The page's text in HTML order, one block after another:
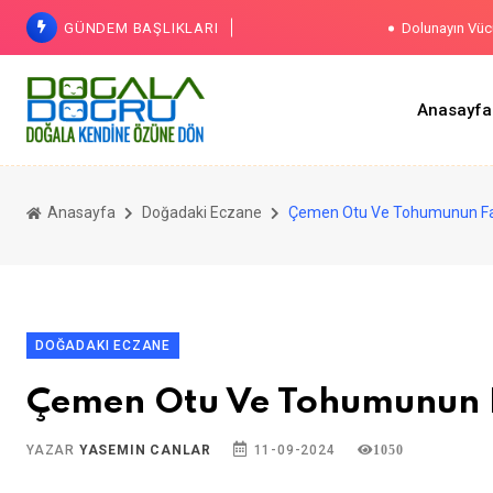
GÜNDEM BAŞLIKLARI Dolunayın
Diş
Sindirim
Anasayfa
Anasayfa Doğadaki Eczane Çemen Otu Ve Tohumunun
DOĞADAKI ECZANE
Çemen Otu Ve Tohumunun
YAZAR YASEMIN CANLAR 11-09-2024 1050